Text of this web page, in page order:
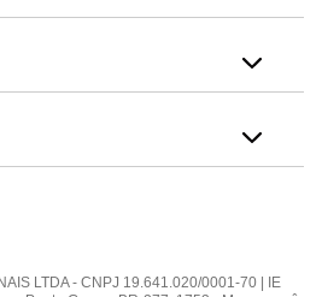
LTDA - CNPJ 19.641.020/0001-70 | IE